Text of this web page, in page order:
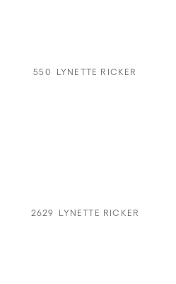
550 LYNETTE RICKER
2629 LYNETTE RICKER